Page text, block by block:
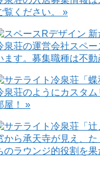
覧ください。 »
泉荘の運営会社スペ
ます。募集職種は不
泉荘のようにカスタ
屋！ »
から承天寺が見え、
のラウンジ的役割を